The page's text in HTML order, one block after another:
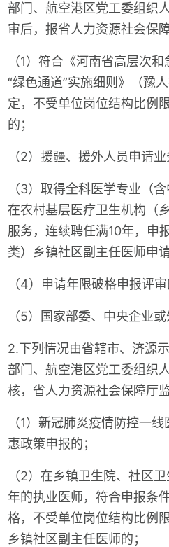
部门、航空港区党工委组织
审后，报省人力资源社会保
（1）符合《河南省高层次
“绿色通道”实施细则》（豫
定，不受单位岗位结构比例
的；
（2）援疆、援外人员申请业
（3）取得全科医学专业（
在农村基层医疗卫生机构（
服务，连续聘任满10年，申
类）乡镇社区副主任医师申
（4）申请年限破格申报评审
（5）国家部委、中央企业或
2.下列情况由省辖市、济源
部门、航空港区党工委组织
核，省人力资源社会保障厅
（1）新冠肺炎疫情防控一
惠政策申报的；
（2）在乡镇卫生院、社区
年的执业医师，符合申报条
格，不受单位岗位结构比例
乡镇社区副主任医师的；